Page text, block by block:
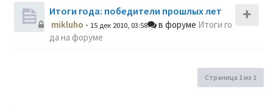
Итоги года: победители прошлых лет
mikluho - 15 дек 2010, 03:58 в форуме Итоги го
да на форуме
Страница 1из 1